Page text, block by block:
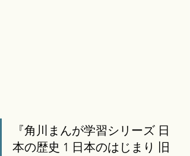
『角川まんが学習シリーズ 日
本の歴史 1 日本のはじまり 旧